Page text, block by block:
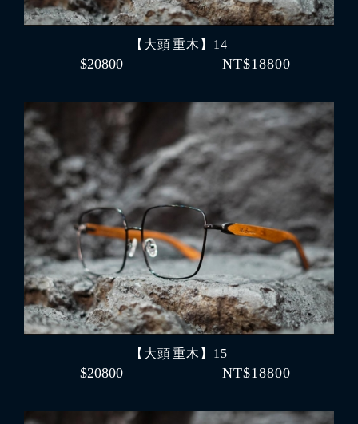
【大頭 重木】14
$20800 NT$18800
【大頭 重木】15
$20800 NT$18800